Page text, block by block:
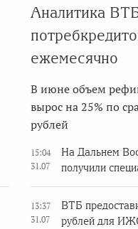
Аналитика
ежемесячно
В июне объем
вырос на 25% по
рублей
15:04
31.07
На Дальнем
получили
13:37
31.07
ВТБ
рублей для